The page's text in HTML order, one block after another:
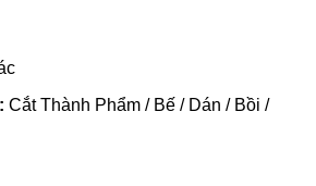
Cắt Thành Phẩm / Bế / Dán / Bồi /